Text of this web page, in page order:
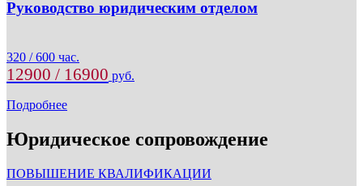
Руководство юридическим отделом
320 / 600 час.
12900 / 16900 руб.
Подробнее
Юридическое сопровождение
ПОВЫШЕНИЕ КВАЛИФИКАЦИИ